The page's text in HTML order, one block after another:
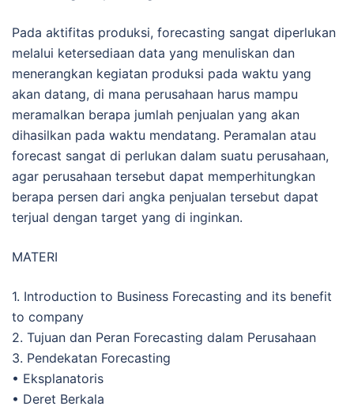
Pada aktifitas produksi, forecasting sangat diperlukan
melalui ketersediaan data yang menuliskan dan
menerangkan kegiatan produksi pada waktu yang
akan datang, di mana perusahaan harus mampu
meramalkan berapa jumlah penjualan yang akan
dihasilkan pada waktu mendatang. Peramalan atau
forecast sangat di perlukan dalam suatu perusahaan,
agar perusahaan tersebut dapat memperhitungkan
berapa persen dari angka penjualan tersebut dapat
terjual dengan target yang di inginkan.
MATERI
1. Introduction to Business Forecasting and its benefit
to company
2. Tujuan dan Peran Forecasting dalam Perusahaan
3. Pendekatan Forecasting
• Eksplanatoris
• Deret Berkala